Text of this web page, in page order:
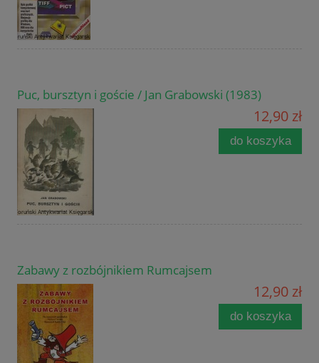
Puc, bursztyn i goście / Jan Grabowski (1983)
12,90 zł
do koszyka
Zabawy z rozbójnikiem Rumcajsem
12,90 zł
do koszyka